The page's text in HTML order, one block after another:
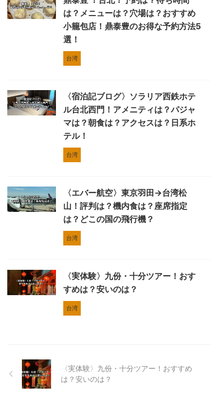
は？メニューは？穴場は？おすすめ
小籠包店！鼎泰豊のお得な予約方法5
選！
台湾
〈宿泊記ブログ〉ソラリア西鉄ホテ
ル台北西門！アメニティは？パジャ
マは？朝食は？アクセスは？日系ホ
テル！
台湾
〈エバー航空〉東京羽田→台湾松
山！評判は？機内食は？座席指定
は？どこの国の飛行機？
台湾
〈実体験〉九份・十分ツアー！おす
すめは？安いのは？
台湾
〈実体験〉九份・十分ツアー！おすすめ
は？安いのは？